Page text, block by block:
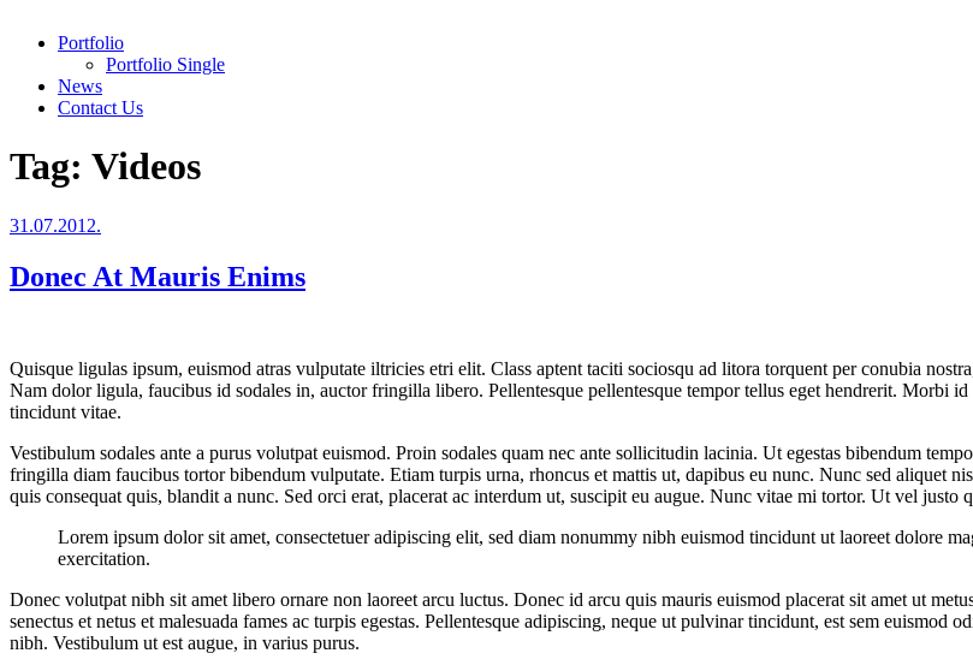
Portfolio
Portfolio Single
News
Contact Us
Tag: Videos
Posted
31.07.2012.
Donec At Mauris Enims
Quisque ligulas ipsum, euismod atras vulputate iltricies etri elit. Class aptent taciti sociosqu ad litora torquent per conubia
Nam dolor ligula, faucibus id sodales in, auctor fringilla libero. Pellentesque pellentesque tempor tellus eget hendrerit. Morbi
tincidunt vitae.
Vestibulum sodales ante a purus volutpat euismod. Proin sodales quam nec ante sollicitudin lacinia. Ut egestas bibendum
fringilla diam faucibus tortor bibendum vulputate. Etiam turpis urna, rhoncus et mattis ut, dapibus eu nunc. Nunc sed aliquet
quis consequat quis, blandit a nunc. Sed orci erat, placerat ac interdum ut, suscipit eu augue. Nunc vitae mi tortor. Ut vel
Lorem ipsum dolor sit amet, consectetuer adipiscing elit, sed diam nonummy nibh euismod tincidunt ut laoreet dolore
exercitation.
Donec volutpat nibh sit amet libero ornare non laoreet arcu luctus. Donec id arcu quis mauris euismod placerat sit amet ut
senectus et netus et malesuada fames ac turpis egestas. Pellentesque adipiscing, neque ut pulvinar tincidunt, est sem
nibh. Vestibulum ut est augue, in varius purus.